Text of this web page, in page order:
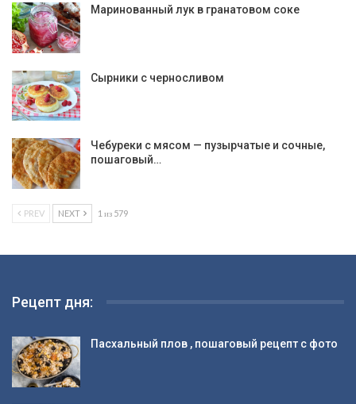
Маринованный лук в гранатовом соке
Сырники с черносливом
Чебуреки с мясом — пузырчатые и сочные,
пошаговый…
PREV NEXT 1 из 579
Рецепт дня:
Пасхальный плов , пошаговый рецепт с фото